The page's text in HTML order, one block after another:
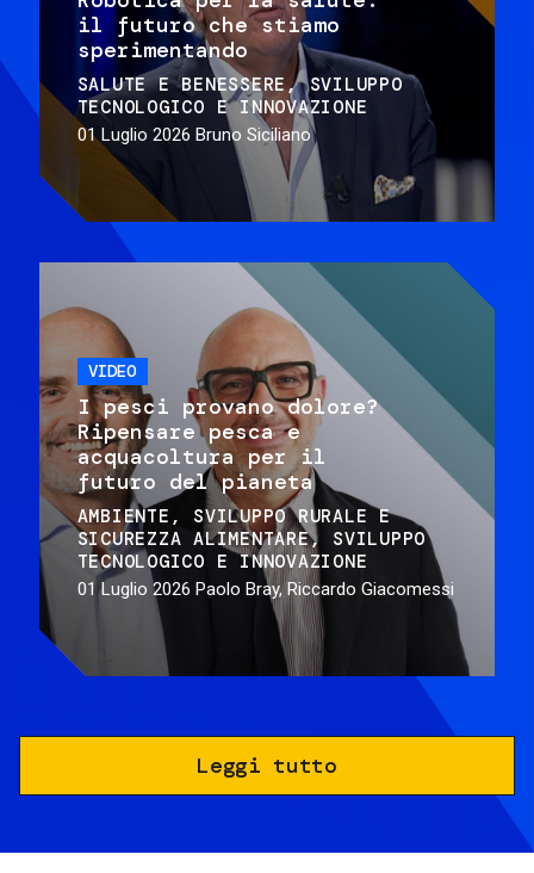
il futuro che stiamo
sperimentando
SALUTE E BENESSERE
SVILUPPO
TECNOLOGICO E INNOVAZIONE
01 Luglio 2026 Bruno Siciliano
VIDEO
I pesci provano dolore?
Ripensare pesca e
acquacoltura per il
futuro del pianeta
AMBIENTE
SVILUPPO RURALE E
SICUREZZA ALIMENTARE
SVILUPPO
TECNOLOGICO E INNOVAZIONE
01 Luglio 2026 Paolo Bray, Riccardo Giacomessi
Leggi tutto